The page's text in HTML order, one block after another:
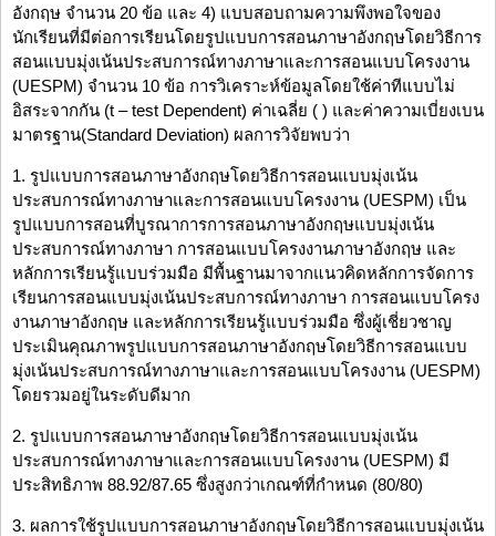
อังกฤษ จำนวน 20 ข้อ และ 4) แบบสอบถามความพึงพอใจของ
นักเรียนที่มีต่อการเรียนโดยรูปแบบการสอนภาษาอังกฤษโดยวิธีการ
สอนแบบมุ่งเน้นประสบการณ์ทางภาษาและการสอนแบบโครงงาน
(UESPM) จำนวน 10 ข้อ การวิเคราะห์ข้อมูลโดยใช้ค่าทีแบบไม่
อิสระจากกัน (t – test Dependent) ค่าเฉลี่ย ( ) และค่าความเบี่ยงเบน
มาตรฐาน(Standard Deviation) ผลการวิจัยพบว่า
1. รูปแบบการสอนภาษาอังกฤษโดยวิธีการสอนแบบมุ่งเน้น
ประสบการณ์ทางภาษาและการสอนแบบโครงงาน (UESPM) เป็น
รูปแบบการสอนที่บูรณาการการสอนภาษาอังกฤษแบบมุ่งเน้น
ประสบการณ์ทางภาษา การสอนแบบโครงงานภาษาอังกฤษ และ
หลักการเรียนรู้แบบร่วมมือ มีพื้นฐานมาจากแนวคิดหลักการจัดการ
เรียนการสอนแบบมุ่งเน้นประสบการณ์ทางภาษา การสอนแบบโครง
งานภาษาอังกฤษ และหลักการเรียนรู้แบบร่วมมือ ซึ่งผู้เชี่ยวชาญ
ประเมินคุณภาพรูปแบบการสอนภาษาอังกฤษโดยวิธีการสอนแบบ
มุ่งเน้นประสบการณ์ทางภาษาและการสอนแบบโครงงาน (UESPM)
โดยรวมอยู่ในระดับดีมาก
2. รูปแบบการสอนภาษาอังกฤษโดยวิธีการสอนแบบมุ่งเน้น
ประสบการณ์ทางภาษาและการสอนแบบโครงงาน (UESPM) มี
ประสิทธิภาพ 88.92/87.65 ซึ่งสูงกว่าเกณฑ์ที่กำหนด (80/80)
3. ผลการใช้รูปแบบการสอนภาษาอังกฤษโดยวิธีการสอนแบบมุ่งเน้น